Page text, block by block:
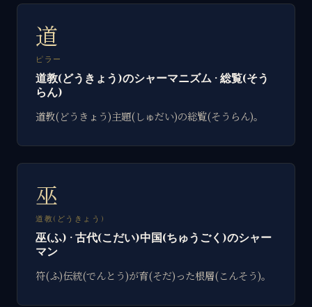
道
ピラー
道教(どうきょう)のシャーマニズム · 総覧(そう
らん)
道教(どうきょう)主題(しゅだい)の総覧(そうらん)。
巫
道教(どうきょう)
巫(ふ) · 古代(こだい)中国(ちゅうごく)のシャー
マン
符(ふ)伝統(でんとう)が育(そだ)った根層(こんそう)。